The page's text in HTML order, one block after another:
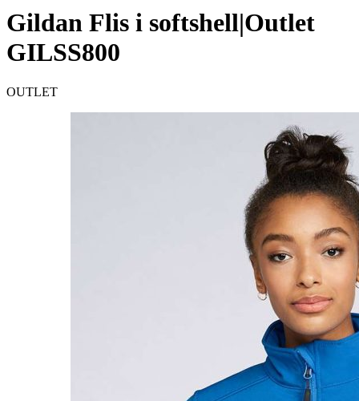
Gildan Flis i softshell|Outlet
GILSS800
OUTLET